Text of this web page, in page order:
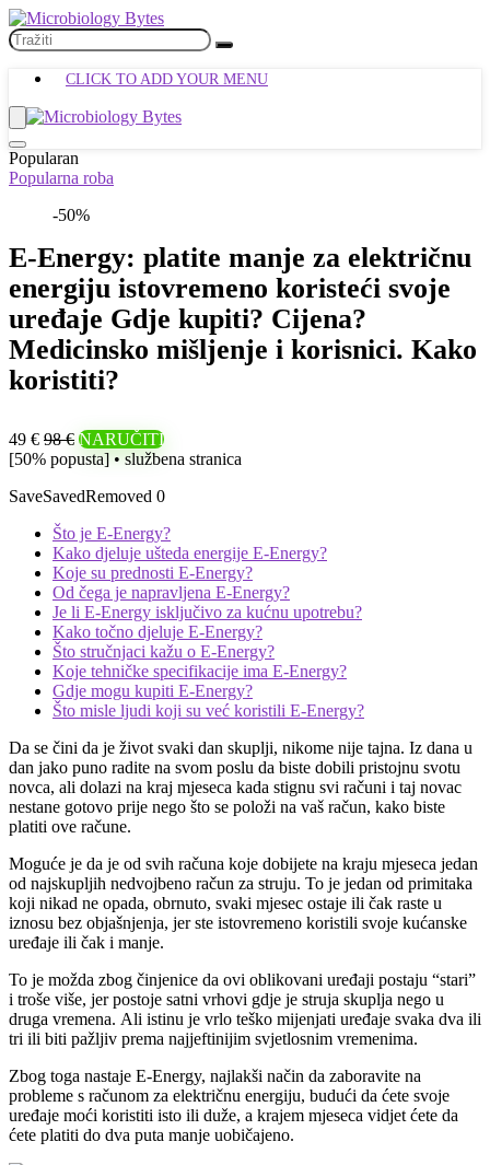
CLICK TO ADD YOUR MENU
Popularan
Popularna roba
-50%
E-Energy: platite manje za električnu
energiju istovremeno koristeći svoje
uređaje Gdje kupiti? Cijena?
Medicinsko mišljenje i korisnici. Kako
koristiti?
49 € 98 € NARUČITI
[50% popusta] • službena stranica
SaveSavedRemoved 0
Što je E-Energy?
Kako djeluje ušteda energije E-Energy?
Koje su prednosti E-Energy?
Od čega je napravljena E-Energy?
Je li E-Energy isključivo za kućnu upotrebu?
Kako točno djeluje E-Energy?
Što stručnjaci kažu o E-Energy?
Koje tehničke specifikacije ima E-Energy?
Gdje mogu kupiti E-Energy?
Što misle ljudi koji su već koristili E-Energy?
Da se čini da je život svaki dan skuplji, nikome nije tajna. Iz dana u
dan jako puno radite na svom poslu da biste dobili pristojnu svotu
novca, ali dolazi na kraj mjeseca kada stignu svi računi i taj novac
nestane gotovo prije nego što se položi na vaš račun, kako biste
platiti ove račune.
Moguće je da je od svih računa koje dobijete na kraju mjeseca jedan
od najskupljih nedvojbeno račun za struju. To je jedan od primitaka
koji nikad ne opada, obrnuto, svaki mjesec ostaje ili čak raste u
iznosu bez objašnjenja, jer ste istovremeno koristili svoje kućanske
uređaje ili čak i manje.
To je možda zbog činjenice da ovi oblikovani uređaji postaju “stari”
i troše više, jer postoje satni vrhovi gdje je struja skuplja nego u
druga vremena. Ali istinu je vrlo teško mijenjati uređaje svaka dva ili
tri ili biti pažljiv prema najjeftinijim svjetlosnim vremenima.
Zbog toga nastaje E-Energy, najlakši način da zaboravite na
probleme s računom za električnu energiju, budući da ćete svoje
uređaje moći koristiti isto ili duže, a krajem mjeseca vidjet ćete da
ćete platiti do dva puta manje uobičajeno.